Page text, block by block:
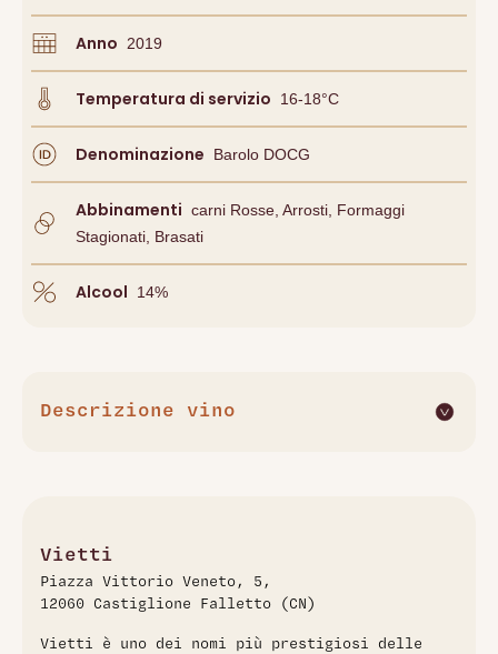
Anno 2019
Temperatura di servizio 16-18°C
Denominazione Barolo DOCG
Abbinamenti Carni Rosse, Arrosti, Formaggi
Stagionati, Brasati
Alcool 14%
Descrizione vino
da una vigna storica, situata in una zona di alta montagna,
questo vino esprime tutta l'eleganza e la potenza del
territorio.
Vietti
Piazza Vittorio Veneto, 5,
12060 Castiglione Falletto (CN)
Vietti è uno dei nomi più prestigiosi delle